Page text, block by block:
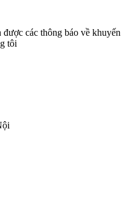
các thông báo về khuyến
tôi